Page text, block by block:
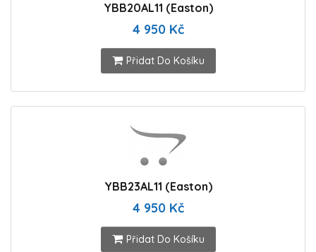
YBB20AL11 (Easton)
4 950 Kč
Přidat Do Košíku
YBB23AL11 (Easton)
4 950 Kč
Přidat Do Košíku